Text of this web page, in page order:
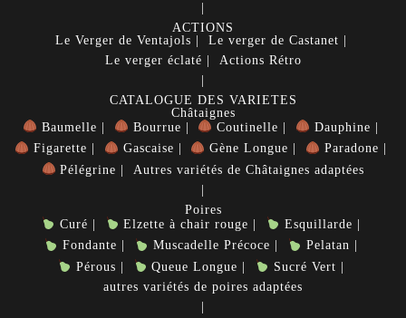
ACTIONS
Le Verger de Ventajols
Le verger de Castanet
Le verger éclaté
Actions Rétro
CATALOGUE DES VARIETES
Châtaignes
Baumelle
Bourrue Coutinelle
Dauphine
Figarette
Gascaise Gène Longue
Paradone
Pélégrine
Autres variétés de Châtaignes adaptées
Poires
Curé
Elzette à chair rouge
Esquillarde
Fondante
Muscadelle Précoce
Pelatan
Pérous
Queue Longue
Sucré Vert
autres variétés de poires adaptées